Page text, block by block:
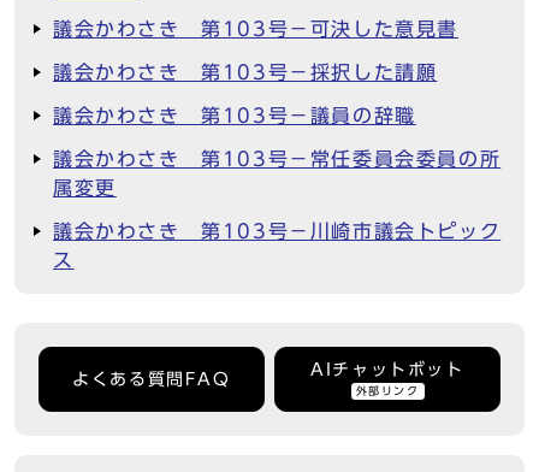
議会かわさき 第103号－可決した意見書
議会かわさき 第103号－採択した請願
議会かわさき 第103号－議員の辞職
議会かわさき 第103号－常任委員会委員の所
属変更
議会かわさき 第103号－川崎市議会トピック
ス
よくある質問FAQ
AIチャットボット
外部リンク